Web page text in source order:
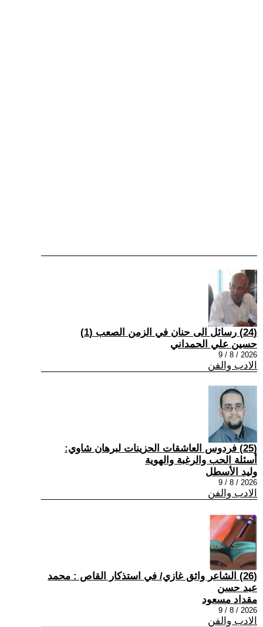
(24) رسائل الى حنان في الزمن الصعب (1)
حسين علي الحمداني
2026 / 8 / 9
الادب والفن
(25) فردوس العاشقات الحزينات لبرهان شاوي:
أسئلة الحب والرغبة والهوية
وليد الأسطل
2026 / 8 / 9
الادب والفن
(26) الشاعر واثق غازي/ في استذكار القاص : محمد
عبد حسن
مقداد مسعود
2026 / 8 / 9
الادب والفن